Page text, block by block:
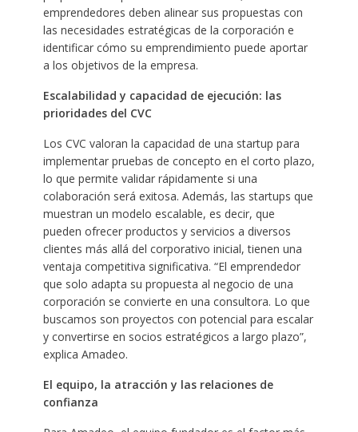
emprendedores deben alinear sus propuestas con
las necesidades estratégicas de la corporación e
identificar cómo su emprendimiento puede aportar
a los objetivos de la empresa.
Escalabilidad y capacidad de ejecución: las
prioridades del CVC
Los CVC valoran la capacidad de una startup para
implementar pruebas de concepto en el corto plazo,
lo que permite validar rápidamente si una
colaboración será exitosa. Además, las startups que
muestran un modelo escalable, es decir, que
pueden ofrecer productos y servicios a diversos
clientes más allá del corporativo inicial, tienen una
ventaja competitiva significativa. “El emprendedor
que solo adapta su propuesta al negocio de una
corporación se convierte en una consultora. Lo que
buscamos son proyectos con potencial para escalar
y convertirse en socios estratégicos a largo plazo”,
explica Amadeo.
El equipo, la atracción y las relaciones de
confianza